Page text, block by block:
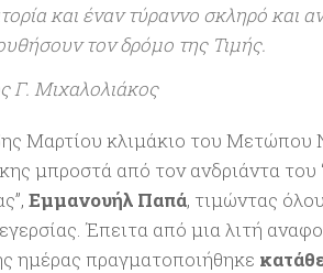
και έναν τύραννο σκληρό και
τον δρόμο της Τιμής.
Γ. Μιχαλολιάκος
Μαρτίου κλιμάκιο του Μετώπου
μπροστά από τον ανδριάντα του
Εμμανουήλ Παπά, τιμώντας
Έπειτα από μια λιτή
ημέρας πραγματοποιήθηκε